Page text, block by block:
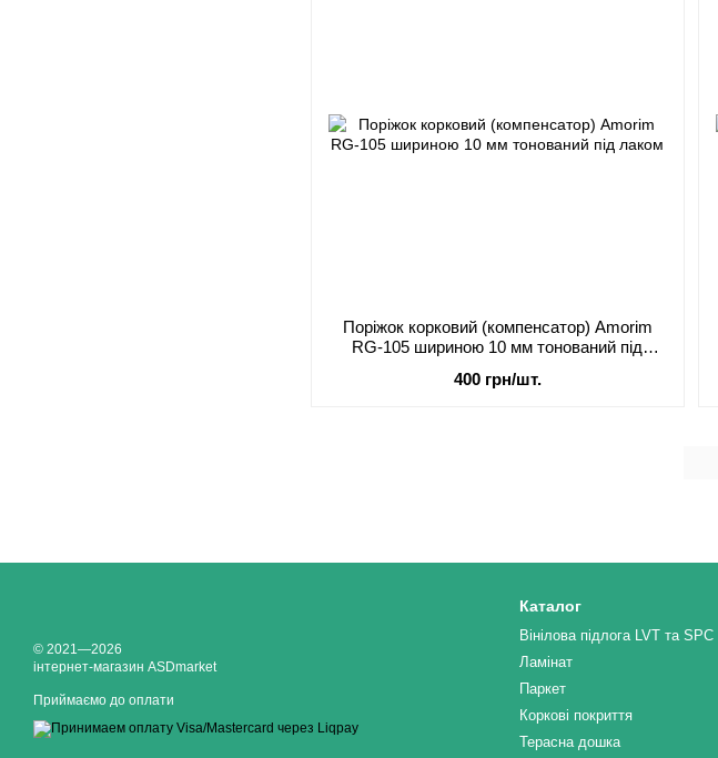
Поріжок корковий (компенсатор) Amorim
RG-105 шириною 10 мм тонований під
400 грн/шт.
© 2021—2026
інтернет-магазин ASDmarket
Приймаємо до оплати
Каталог
Вінілова підлога LVT та SPC
Ламінат
Паркет
Коркові покриття
Терасна дошка